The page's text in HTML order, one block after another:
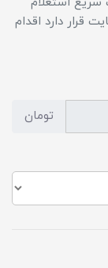
قرار دارد اقدام
تومان